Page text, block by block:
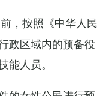
，按照《中华人民
政区域内的预备役
人员。